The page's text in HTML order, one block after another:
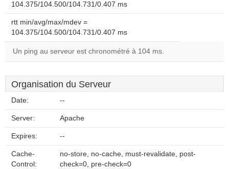
104.375/104.500/104.731/0.407 ms
rtt min/avg/max/mdev =
104.375/104.500/104.731/0.407 ms
Un ping au serveur est chronométré à 104 ms.
Organisation du Serveur
Date: --
Server: Apache
Expires: --
Cache-
Control:
no-store, no-cache, must-revalidate, post-
check=0, pre-check=0